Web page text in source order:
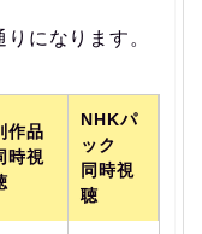
になります。
作品
時視
NHKパ
ック
同時視
聴